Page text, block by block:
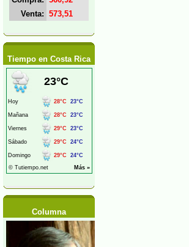
Venta: 573,51
Tiempo en Costa Rica
Columna